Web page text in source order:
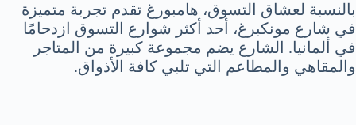
بالنسبة لعشاق التسوق، هامبورغ تقدم تجربة متميزة
في شارع مونكبرغ، أحد أكثر شوارع التسوق ازدحامًا
في ألمانيا. الشارع يضم مجموعة كبيرة من المتاجر
والمقاهي والمطاعم التي تلبي كافة الأذواق.